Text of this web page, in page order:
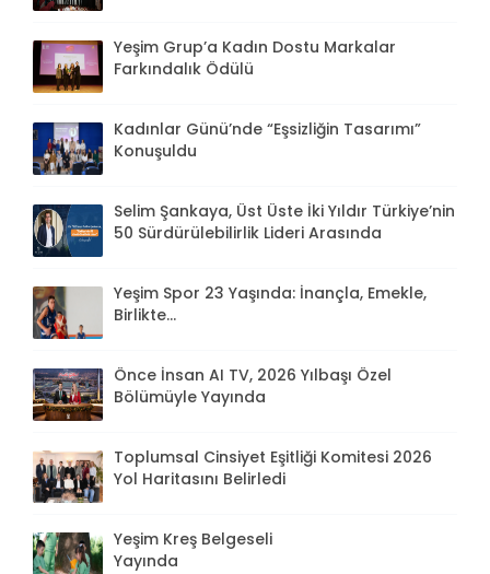
Yeşim Grup’a Kadın Dostu Markalar
Farkındalık Ödülü
Kadınlar Günü’nde “Eşsizliğin Tasarımı”
Konuşuldu
Selim Şankaya, Üst Üste İki Yıldır Türkiye’nin
50 Sürdürülebilirlik Lideri Arasında
Yeşim Spor 23 Yaşında: İnançla, Emekle,
Birlikte...
Önce İnsan AI TV, 2026 Yılbaşı Özel
Bölümüyle Yayında
Toplumsal Cinsiyet Eşitliği Komitesi 2026
Yol Haritasını Belirledi
Yeşim Kreş Belgeseli
Yayında